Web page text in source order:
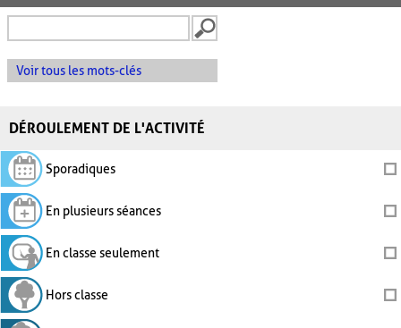
Voir tous les mots-clés
DÉROULEMENT DE L'ACTIVITÉ
Sporadiques
En plusieurs séances
En classe seulement
Hors classe